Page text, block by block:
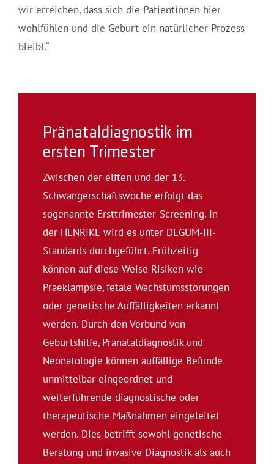
wir erreichen, dass sich die Patientinnen hier
wohlfühlen und die Geburt ein natürlicher Prozess
bleibt.“
Pränataldiagnostik im
ersten Trimester
Zwischen der elften und der 13.
Schwangerschaftswoche erfolgt das
sogenannte Ersttrimester-Screening. In
der HENRIKE wird es unter DEGUM-III-
Standards durchgeführt. Frühzeitig
können auf diese ­Weise Risiken wie
Präeklampsie, fetale Wachstumsstörungen
oder genetische Auffälligkeiten erkannt
werden. Durch den Verbund von
Geburtshilfe, Pränataldiagnostik und
Neonatologie können auffällige Befunde
unmittelbar eingeordnet und
weiterführende diagnostische oder
therapeutische Maßnahmen eingeleitet
werden. Dies betrifft sowohl genetische
Beratung und invasive Diagnostik als auch